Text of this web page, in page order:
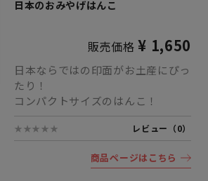
日本のおみやげはんこ
販売価格¥ 1,650
日本ならではの印面がお土産にぴっ
たり！
コンパクトサイズのはんこ！
★★★★★ レビュー（0）
商品ページはこちら